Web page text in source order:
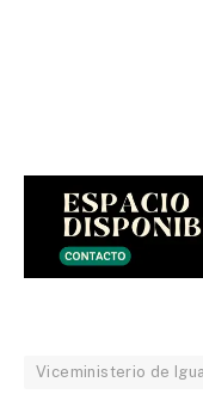
Viceministerio de